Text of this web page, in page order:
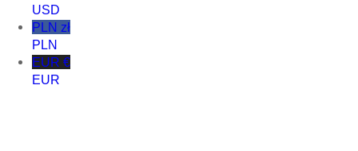
USD
PLN zł
PLN
EUR €
EUR